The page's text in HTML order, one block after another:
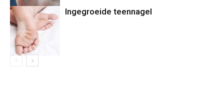
Ingegroeide teennagel